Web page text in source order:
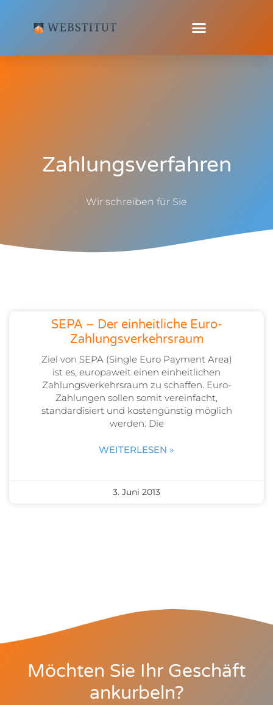
Zahlungsverfahren
Wir schreiben für Sie
SEPA – Der einheitliche Euro-
Zahlungsverkehrsraum
Ziel von SEPA (Single Euro Payment Area)
ist es, europaweit einen einheitlichen
Zahlungsverkehrsraum zu schaffen. Euro-
Zahlungen sollen somit vereinfacht,
standardisiert und kostengünstig möglich
werden. Die
WEITERLESEN »
3. Juni 2013
Möchten Sie Ihr Geschäft
ankurbeln?